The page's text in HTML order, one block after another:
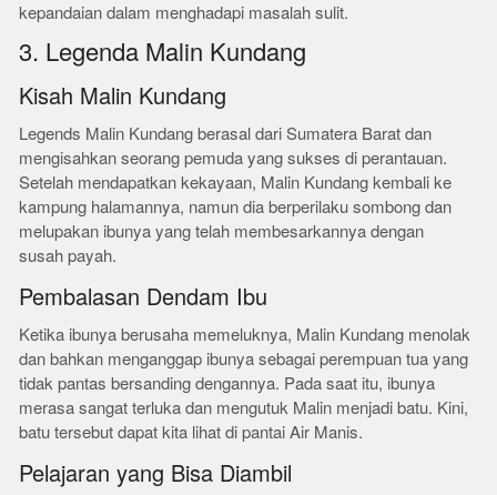
kepandaian dalam menghadapi masalah sulit.
3. Legenda Malin Kundang
Kisah Malin Kundang
Legends Malin Kundang berasal dari Sumatera Barat dan
mengisahkan seorang pemuda yang sukses di perantauan.
Setelah mendapatkan kekayaan, Malin Kundang kembali ke
kampung halamannya, namun dia berperilaku sombong dan
melupakan ibunya yang telah membesarkannya dengan
susah payah.
Pembalasan Dendam Ibu
Ketika ibunya berusaha memeluknya, Malin Kundang menolak
dan bahkan menganggap ibunya sebagai perempuan tua yang
tidak pantas bersanding dengannya. Pada saat itu, ibunya
merasa sangat terluka dan mengutuk Malin menjadi batu. Kini,
batu tersebut dapat kita lihat di pantai Air Manis.
Pelajaran yang Bisa Diambil